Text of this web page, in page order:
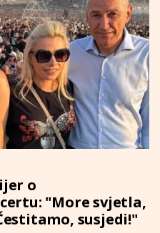
o
"More svjetla,
susjedi!"